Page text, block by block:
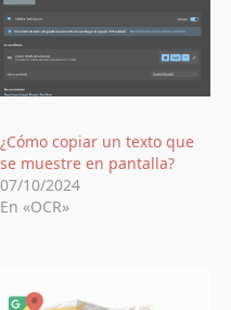
¿Cómo copiar un texto que
se muestre en pantalla?
07/10/2024
En «OCR»